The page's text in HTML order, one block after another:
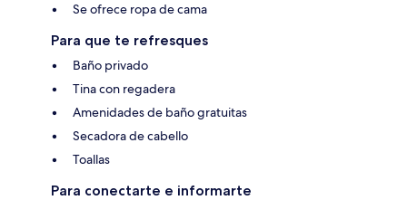
Se ofrece ropa de cama
Para que te refresques
Baño privado
Tina con regadera
Amenidades de baño gratuitas
Secadora de cabello
Toallas
Para conectarte e informarte